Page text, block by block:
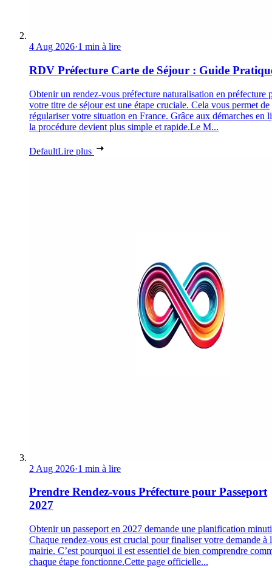
4 Aug 2026·1 min à lire
RDV Préfecture Carte de Séjour : Guide
Obtenir un rendez-vous préfecture naturalisation en préfecture
votre titre de séjour est une étape cruciale. Cela vous permet de
régulariser votre situation en France. Grâce aux démarches en
la procédure devient plus simple et rapide.Le M...
DefaultLire plus
2 Aug 2026·1 min à lire
Prendre Rendez-vous Préfecture pour Passeport
2027
Obtenir un passeport en 2027 demande une planification
Chaque rendez-vous est crucial pour finaliser votre demande à
mairie. C’est pourquoi il est essentiel de bien comprendre
chaque étape fonctionne.Cette page officielle...